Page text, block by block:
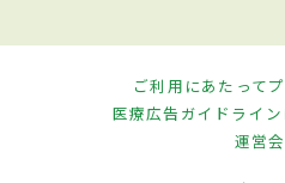
ご利用にあたって
医療広告ガイドライ
運営